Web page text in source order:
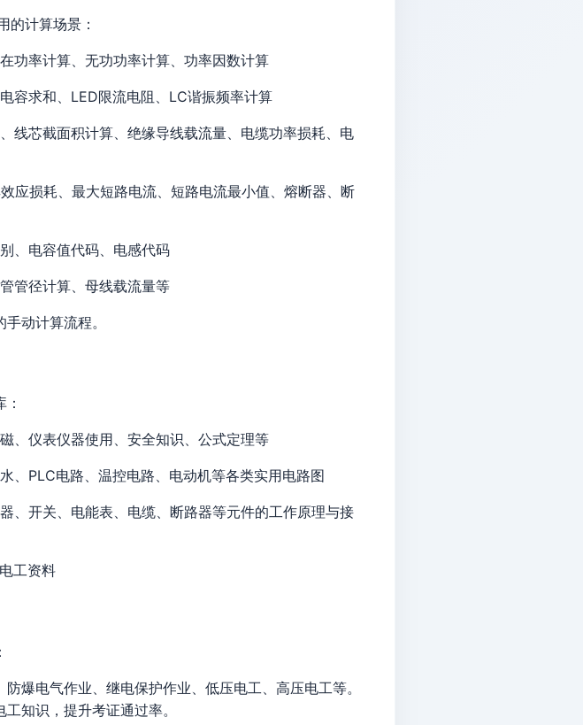
的计算场景：
功率计算、无功功率计算、功率因数计算
容求和、LED限流电阻、LC谐振频率计算
线芯截面积计算、绝缘导线载流量、电缆功率损耗、电
应损耗、最大短路电流、短路电流最小值、熔断器、断
、电容值代码、电感代码
管径计算、母线载流量等
动计算流程。
、仪表仪器使用、安全知识、公式定理等
、PLC电路、温控电路、电动机等各类实用电路图
、开关、电能表、电缆、断路器等元件的工作原理与接
工资料
爆电气作业、继电保护作业、低压电工、高压电工等。
知识，提升考证通过率。